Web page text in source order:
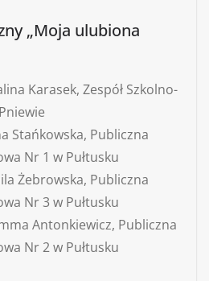
„Moja ulubiona
Karasek, Zespół Szkolno-
Stańkowska, Publiczna
Nr 1 w Pułtusku
Żebrowska, Publiczna
Nr 3 w Pułtusku
Antonkiewicz, Publiczna
Nr 2 w Pułtusku